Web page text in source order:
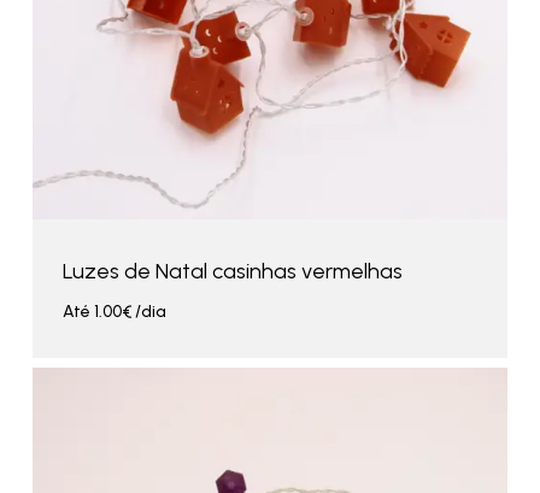
Luzes de Natal casinhas vermelhas
Até 1.00€/dia